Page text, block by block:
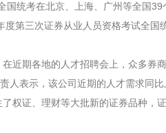
考在北京、上海、广州等全国39
第三次证券从业人员资格考试全国
期各地的人才招聘会上，众多券
人表示，该公司近期的人才需求
权证、理财等大批新的证券品种，